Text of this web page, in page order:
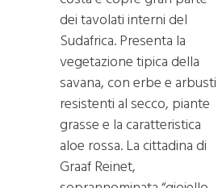
dei tavolati interni del
Sudafrica. Presenta la
vegetazione tipica della
savana, con erbe e arbusti
resistenti al secco, piante
grasse e la caratteristica
aloe rossa. La cittadina di
Graaf Reinet,